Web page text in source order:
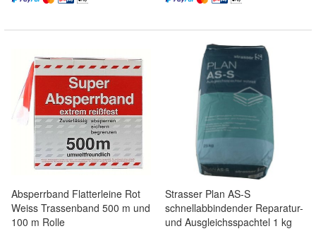
Absperrband Flatterleine Rot
Weiss Trassenband 500 m und
100 m Rolle
Strasser Plan AS-S
schnellabbindender Reparatur-
und Ausgleichsspachtel 1 kg